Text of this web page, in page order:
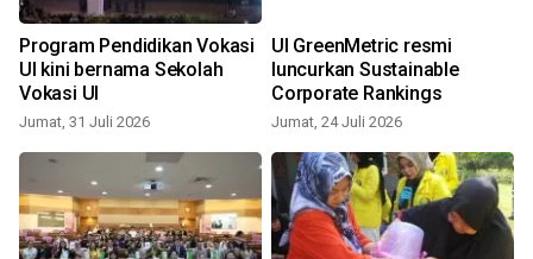
Program Pendidikan Vokasi
UI kini bernama Sekolah
Vokasi UI
Jumat, 31 Juli 2026
UI GreenMetric resmi
luncurkan Sustainable
Corporate Rankings
Jumat, 24 Juli 2026